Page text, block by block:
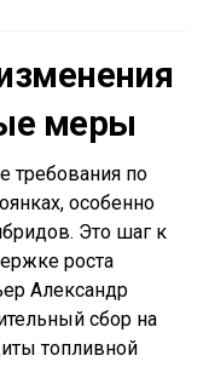
меры
требования по
особенно
Это шаг к
роста
Александр
сбор на
топливной